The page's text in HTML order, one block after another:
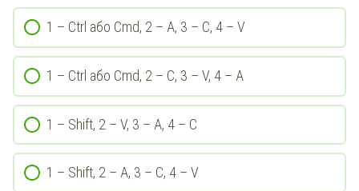
1 – Ctrl або Сmd, 2 – A, 3 – С, 4 – V
1 – Ctrl або Cmd, 2 – C, 3 – V, 4 – A
1 – Shift, 2 – V, 3 – A, 4 – C
1 – Shift, 2 – A, 3 – C, 4 – V